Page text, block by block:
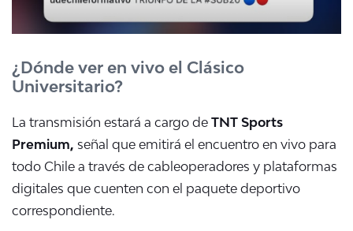
¿Dónde ver en vivo el Clásico
Universitario?
La transmisión estará a cargo de TNT Sports
Premium, señal que emitirá el encuentro en vivo para
todo Chile a través de cableoperadores y plataformas
digitales que cuenten con el paquete deportivo
correspondiente.